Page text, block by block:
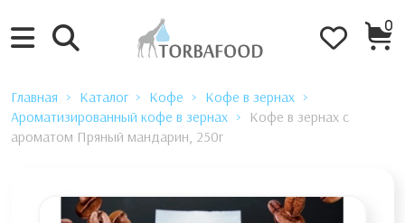
0
Главная Каталог Кофе
Кофе в зернах
Ароматизированный кофе в зернах
Кофе в зернах с
ароматом Пряный мандарин, 250г